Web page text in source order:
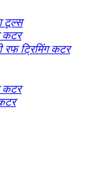
टूल्स
कटर
रफ ट्रिमिंग कटर
कटर